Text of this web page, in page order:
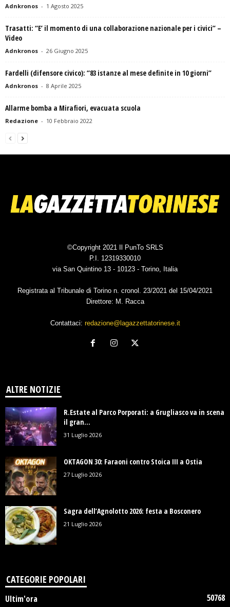
Adnkronos - 1 Agosto 2025
Trasatti: “E’ il momento di una collaborazione nazionale per i civici” –
Video
Adnkronos - 26 Giugno 2025
Fardelli (difensore civico): “83 istanze al mese definite in 10 giorni”
Adnkronos - 8 Aprile 2025
Allarme bomba a Mirafiori, evacuata scuola
Redazione - 10 Febbraio 2022
©Copyright 2021 Il PunTo SRLS
P.I. 12319330010
via San Quintino 13 - 10123 - Torino, Italia
Registrata al Tribunale di Torino n. cronol. 23/2021 del 15/04/2021
Direttore: M. Racca
Contattaci: redazione@lagazzettatorinese.it
ALTRE NOTIZIE
R.Estate al Parco Porporati: a Grugliasco va in scena
il gran...
31 Luglio 2026
OKTAGON 30: Faraoni contro Stoica III a Ostia
27 Luglio 2026
Sagra dell’Agnolotto 2026: festa a Bosconero
21 Luglio 2026
CATEGORIE POPOLARI
Ultim'ora 50768